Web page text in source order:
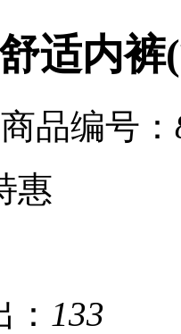
适内裤
商品编号：
惠
133